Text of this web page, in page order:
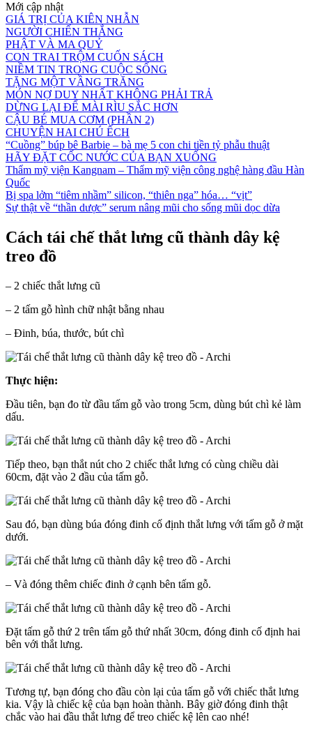
Mới cập nhật
GIÁ TRỊ CỦA KIÊN NHẪN
NGƯỜI CHIẾN THẮNG
PHẬT VÀ MA QUỶ
CON TRAI TRỘM CUỐN SÁCH
NIỀM TIN TRONG CUỘC SỐNG
TẶNG MỘT VẦNG TRĂNG
MÓN NỢ DUY NHẤT KHÔNG PHẢI TRẢ
DỪNG LẠI ĐỂ MÀI RÌU SẮC HƠN
CẬU BÉ MUA CƠM (PHẦN 2)
CHUYỆN HAI CHÚ ẾCH
“Cuồng” búp bê Barbie – bà mẹ 5 con chi tiền tỷ phẫu thuật
HÃY ĐẶT CỐC NƯỚC CỦA BẠN XUỐNG
Thẩm mỹ viện Kangnam – Thẩm mỹ viện công nghệ hàng đầu Hàn
Quốc
Bị spa lởm “tiêm nhầm” silicon, “thiên nga” hóa… “vịt”
Sự thật về “thần dược” serum nâng mũi cho sống mũi dọc dừa
Cách tái chế thắt lưng cũ thành dây kệ
treo đồ
– 2 chiếc thắt lưng cũ
– 2 tấm gỗ hình chữ nhật bằng nhau
– Đinh, búa, thước, bút chì
Thực hiện:
Đầu tiên, bạn đo từ đầu tấm gỗ vào trong 5cm, dùng bút chì kẻ làm
dấu.
Tiếp theo, bạn thắt nút cho 2 chiếc thắt lưng có cùng chiều dài
60cm, đặt vào 2 đầu của tấm gỗ.
Sau đó, bạn dùng búa đóng đinh cố định thắt lưng với tấm gỗ ở mặt
dưới.
– Và đóng thêm chiếc đinh ở cạnh bên tấm gỗ.
Đặt tấm gỗ thứ 2 trên tấm gỗ thứ nhất 30cm, đóng đinh cố định hai
bên với thắt lưng.
Tương tự, bạn đóng cho đầu còn lại của tấm gỗ với chiếc thắt lưng
kia. Vậy là chiếc kệ của bạn hoàn thành. Bây giờ đóng đinh thật
chắc vào hai đầu thắt lưng để treo chiếc kệ lên cao nhé!